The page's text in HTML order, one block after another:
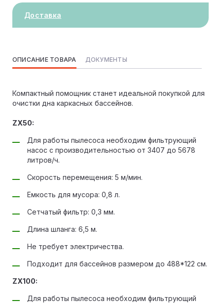
Доставка
ОПИСАНИЕ ТОВАРА ДОКУМЕНТЫ
Компактный помощник станет идеальной покупкой для
очистки дна каркасных бассейнов.
ZX50:
Для работы пылесоса необходим фильтрующий
насос с производительностью от 3407 до 5678
литров/ч.
Скорость перемещения: 5 м/мин.
Емкость для мусора: 0,8 л.
Сетчатый фильтр: 0,3 мм.
Длина шланга: 6,5 м.
Не требует электричества.
Подходит для бассейнов размером до 488*122 см.
ZX100:
Для работы пылесоса необходим фильтрующий